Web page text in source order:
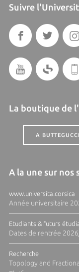
Suivre
La boutique de
A
A la une sur nos
www.universita.corsica
Année universitaire
Etudiants & futurs
Dates de rentrée
Recherche
Topology and